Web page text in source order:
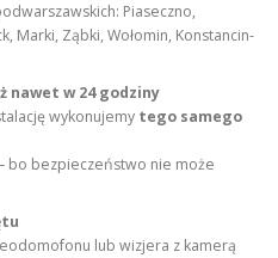
Piaseczno,
Marki, Ząbki, Wołomin, Konstancin-
nawet w 24 godziny
wykonujemy tego samego
bo bezpieczeństwo nie może
lub wizjera z kamerą